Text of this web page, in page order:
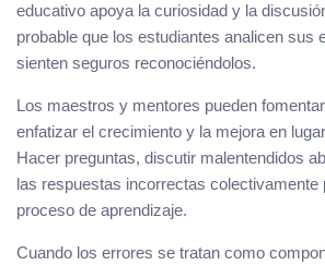
educativo apoya la curiosidad y la
probable que los estudiantes analicen sus
sienten seguros reconociéndolos.
Los maestros y mentores pueden
enfatizar el crecimiento y la mejora en
Hacer preguntas, discutir malentendidos
las respuestas incorrectas colectivamente
proceso de aprendizaje.
Cuando los errores se tratan como